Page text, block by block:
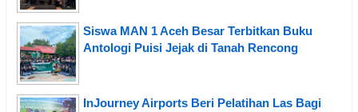
Siswa MAN 1 Aceh Besar Terbitkan Buku
Antologi Puisi Jejak di Tanah Rencong
InJourney Airports Beri Pelatihan Las Bagi